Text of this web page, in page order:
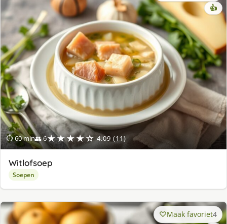
⏱ 60 min👥 6★★★★☆ 4.09 (11)
👍
Witlofsoep
Soepen
Maak favoriet4